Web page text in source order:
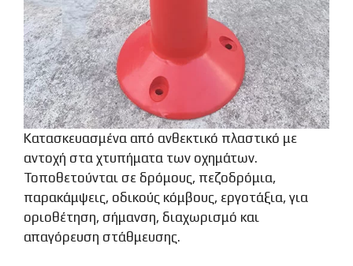
Κατασκευασμένα από ανθεκτικό πλαστικό με
αντοχή στα χτυπήματα των οχημάτων.
Τοποθετούνται σε δρόμους, πεζοδρόμια,
παρακάμψεις, οδικούς κόμβους, εργοτάξια, για
οριοθέτηση, σήμανση, διαχωρισμό και
απαγόρευση στάθμευσης.